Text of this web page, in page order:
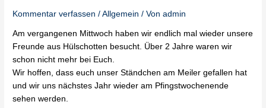
Kommentar verfassen /Allgemein / Vonadmin
Am vergangenen Mittwoch haben wir endlich mal wieder unsere
Freunde aus Hülschotten besucht. Über 2 Jahre waren wir
schon nicht mehr bei Euch.
Wir hoffen, dass euch unser Ständchen am Meiler gefallen hat
und wir uns nächstes Jahr wieder am Pfingstwochenende
sehen werden.